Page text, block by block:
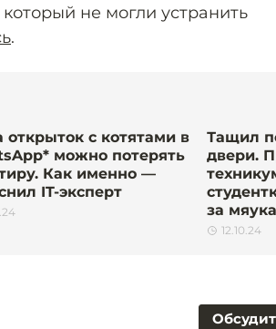
не могли устранить
.
открыток с котятами в
можно потерять
Как именно —
IT-эксперт
Тащил
двери.
за
12.10.24